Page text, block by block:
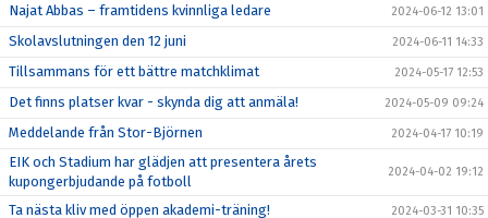
Najat Abbas – framtidens kvinnliga ledare 2024-06-12 13:01
Skolavslutningen den 12 juni 2024-06-11 14:33
Tillsammans för ett bättre matchklimat 2024-05-17 12:53
Det finns platser kvar - skynda dig att anmäla! 2024-05-09 09:24
Meddelande från Stor-Björnen 2024-04-17 10:19
EIK och Stadium har glädjen att presentera årets
kupongerbjudande på fotboll
2024-04-02 19:12
Ta nästa kliv med öppen akademi-träning! 2024-03-31 10:35